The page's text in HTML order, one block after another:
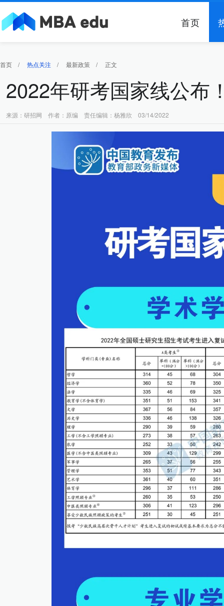
首页
首页 / 热点关注 / 最新政策 / 正文
2022年研考国家线公布
来源：研招网 作者：原编 责任编辑：杨雅欣 03/14/2022